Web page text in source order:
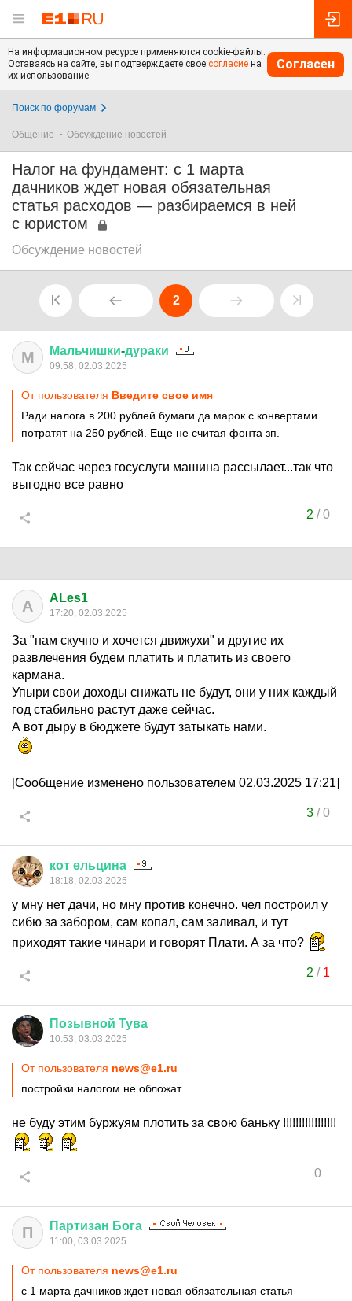
На информационном ресурсе применяются cookie-файлы.
Оставаясь на сайте, вы подтверждаете свое согласие на
их использование.
Согласен
Поиск по форумам
Общение Обсуждение новостей
Налог на фундамент: с 1 марта
дачников ждет новая обязательная
статья расходов — разбираемся в ней
с юристом
Обсуждение новостей
2
М Мальчишки-дураки
09:58, 02.03.2025
От пользователя Введите свое имя
Ради налога в 200 рублей бумаги да марок с конвертами
потратят на 250 рублей. Еще не считая фонта зп.
Так сейчас через госуслуги машина рассылает...так что
выгодно все равно
2 /0
A ALes1
17:20, 02.03.2025
За "нам скучно и хочется движухи" и другие их
развлечения будем платить и платить из своего
кармана.
Упыри свои доходы снижать не будут, они у них каждый
год стабильно растут даже сейчас.
А вот дыру в бюджете будут затыкать нами.
[Сообщение изменено пользователем 02.03.2025 17:21]
3/0
кот ельцина
18:18, 02.03.2025
у мну нет дачи, но мну против конечно. чел построил у
сибю за забором, сам копал, сам заливал, и тут
приходят такие чинари и говорят Плати. А за что?
2 / 1
Позывной Тува
10:53, 03.03.2025
От пользователя news@e1.ru
постройки налогом не обложат
не буду этим буржуям плотить за свою баньку !!!!!!!!!!!!!!!!!
0
П Партизан Бога
11:00, 03.03.2025
От пользователя news@e1.ru
с 1 марта дачников ждет новая обязательная статья